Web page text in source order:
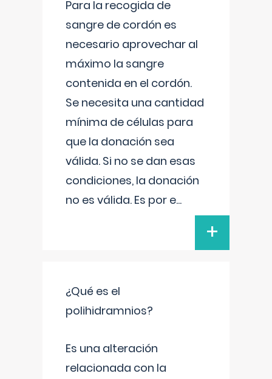
Para la recogida de
sangre de cordón es
necesario aprovechar al
máximo la sangre
contenida en el cordón.
Se necesita una cantidad
mínima de células para
que la donación sea
válida. Si no se dan esas
condiciones, la donación
no es válida. Es por e...
+
¿Qué es el
polihidramnios?
Es una alteración
relacionada con la